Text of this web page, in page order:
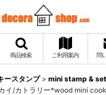
商品検索 ご利用案内 問
ースタンプ > mini stamp & set
イ/カトラリー*wood mini